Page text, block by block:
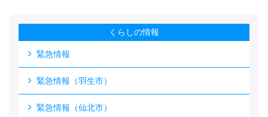
くらしの情報
緊急情報
緊急情報（羽生市）
緊急情報（仙北市）